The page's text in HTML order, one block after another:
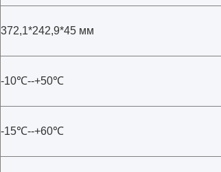
372,1*242,9*45 мм
-10℃--+50℃
-15℃--+60℃